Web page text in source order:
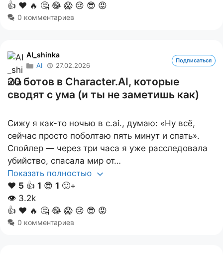
👍 ❤️ 🔥 🤔 😂 😱 😢 😎 😡
0 комментариев
AI_shinka
AI 27.02.2026
Подписаться
20 ботов в Character.AI, которые
сводят с ума (и ты не заметишь как)
Сижу я как-то ночью в c.ai., думаю: «Ну всё,
сейчас просто поболтаю пять минут и спать».
Спойлер — через три часа я уже расследовала
убийство, спасала мир от…
Показать полностью
❤️ 5 👍 1 😎 1 🙂+
👁 3.2k
👍 ❤️ 🔥 🤔 😂 😱 😢 😎 😡
0 комментариев